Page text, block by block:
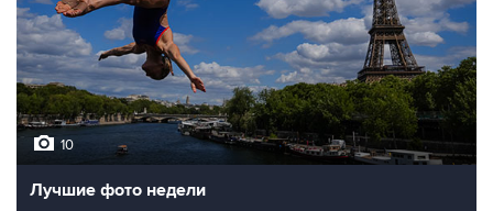
10
Лучшие фото недели